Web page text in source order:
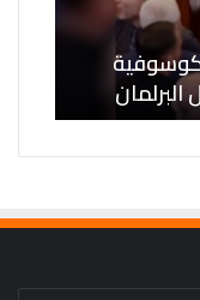
كوسوفية
ويحمل